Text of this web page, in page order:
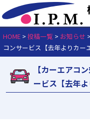
HOME >投稿一覧 > お知らせ >
コンサービス【去年よりカー
【カーエアコ
ービス【去年